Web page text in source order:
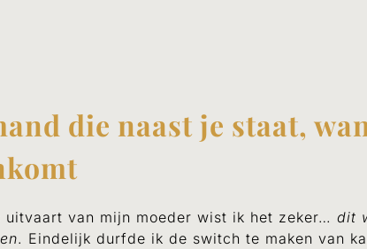
die naast je staat,
uitvaart van mijn moeder wist ik het zeker… dit
. Eindelijk durfde ik de switch te maken van